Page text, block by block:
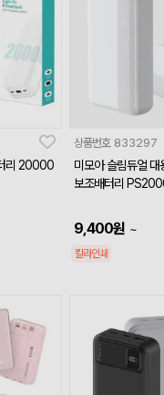
리 20000
상품번호 833297
미모아 슬림듀얼
보조배터리
9,400원 ~
칼라인쇄